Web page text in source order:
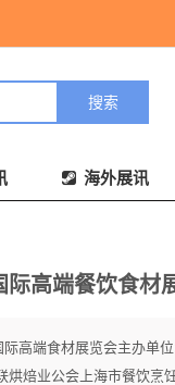
海外展讯
高端餐饮食材
际高端食材展览会主办单
烘焙业公会上海市餐饮烹